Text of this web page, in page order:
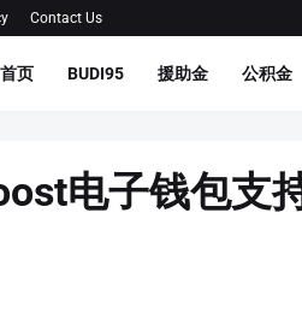
Contact Us
首页 BUDI95 援助金 公积金
电子钱包支